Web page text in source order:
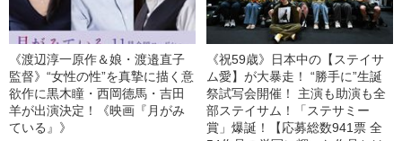
《渡辺淳一原作＆娘・渡邉直子
監督》“女性の性”を真摯に描く意
欲作に黒木瞳・西岡德馬・吉田
羊が出演決定！《映画『月がみ
ている』》
《祝59歳》日本中の【ステイサ
ム愛】が大暴走！ “勝手に”生誕
祭試写会開催！ 主演も助演も全
部ステイサム！「ステサミー
賞」爆誕！【応募総数941票 全